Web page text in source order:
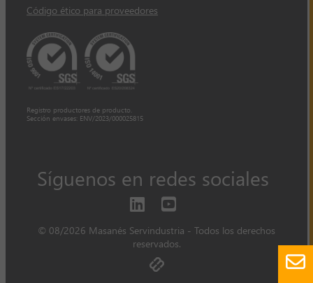
Código ético para proveedores
Registro productores de producto.
Sección envases: ENV/2023/000025815
Síguenos en redes sociales
© 08/2026 Masanés Servindustria - Todos los derechos
reservados.